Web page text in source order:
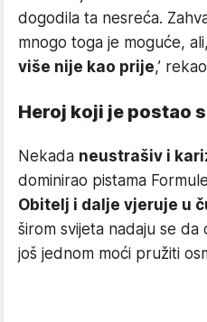
dogodila ta nesreća.
mnogo toga je moguće,
više nije kao prije,’
Heroj koji je postao
Nekada neustrašiv i
dominirao pistama
Obitelj i dalje vjeruje u
širom svijeta nadaju se
još jednom moći pružiti